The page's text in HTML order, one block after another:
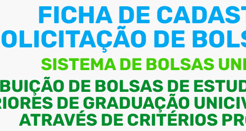
FICHA DE
DE
SISTEMA DE BOLSAS
DE BOLSAS DE
DE GRADUAÇÃO
ATRAVÉS DE CRITÉRIOS